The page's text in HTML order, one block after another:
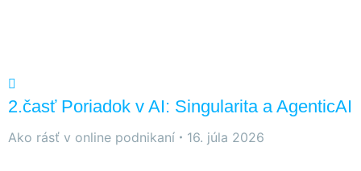
2.časť Poriadok v AI: Singularita a AgenticAI
Ako rásť v online podnikaní 16. júla 2026